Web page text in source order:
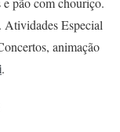
Atividades Especial
animação
.